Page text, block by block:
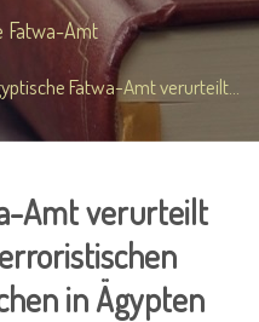
Fatwa-Amt
Fatwa-Amt verurteilt...
Amt verurteilt
in Ägypten